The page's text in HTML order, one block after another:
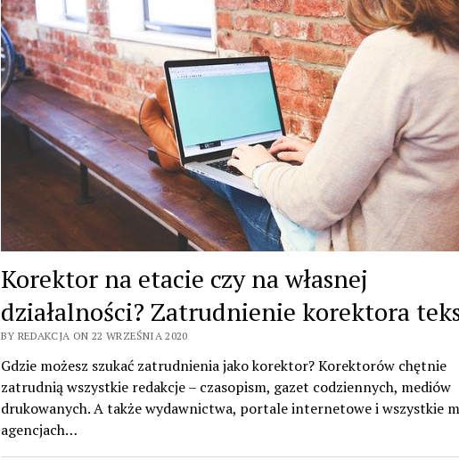
Korektor na etacie czy na własnej
działalności? Zatrudnienie korektora
BY REDAKCJA ON 22 WRZEŚNIA 2020
Gdzie możesz szukać zatrudnienia jako korektor? Korektorów chętnie
zatrudnią wszystkie redakcje – czasopism, gazet codziennych, mediów
drukowanych. A także wydawnictwa, portale internetowe i wszystkie
agencjach…